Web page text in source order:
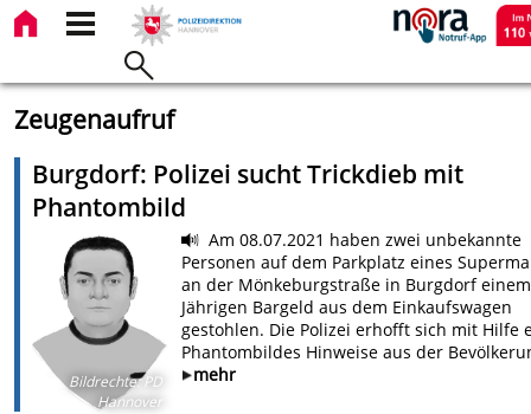
Zeugenaufruf
Burgdorf: Polizei sucht Trickdieb mit
Phantombild
Bildrechte:PD
Hannover
Am 08.07.2021 haben zwei unbekannte
Personen auf dem Parkplatz eines
an der Mönkeburgstraße in Burgdorf
Jährigen Bargeld aus dem Einkaufswagen
gestohlen. Die Polizei erhofft sich mit Hilfe
Phantombildes Hinweise aus der
mehr